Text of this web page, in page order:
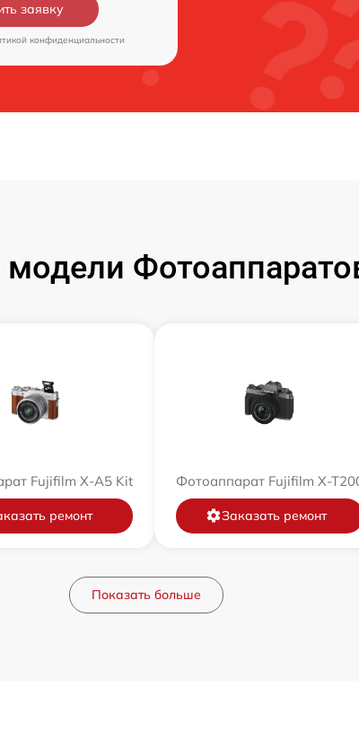
заявку
конфиденциальности
Fujifilm X-A5 Kit
ремонт
Фотоаппарат Fujifilm X-
Заказать ремонт
Показать больше